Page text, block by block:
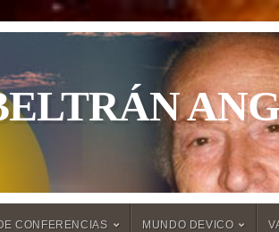
CONFERENCIAS MUNDO DEVICO